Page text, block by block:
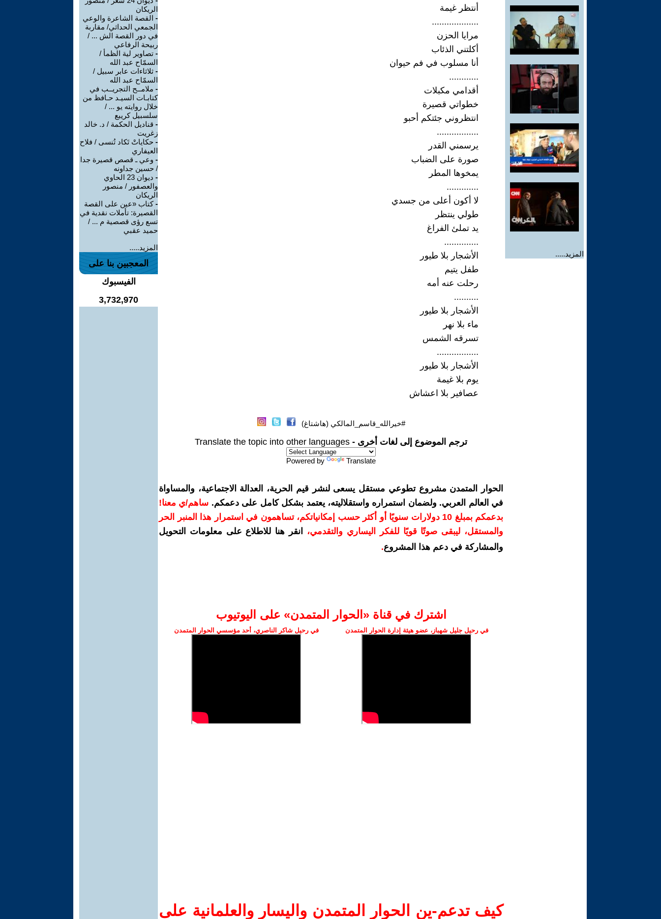
المزيد.....
أنتظر غيمة
...................
مرايا الحزن
أكلتني الذئاب
أنا مسلوب في فم حيوان
............
أقدامي مكبلات
خطواتي قصيرة
انتظروني جئتكم أحبو
.................
يرسمني القدر
صورة على الضباب
يمخوها المطر
.............
لا أكون أعلى من جسدي
طولي ينتظر
يد تملئ الفراغ
..............
الأشجار بلا طيور
طفل يتيم
رحلت عنه أمه
..........
الأشجار بلا طيور
ماء بلا نهر
تسرقه الشمس
.................
الأشجار بلا طيور
يوم بلا غيمة
عصافير بلا اعشاش
#خيرالله_قاسم_المالكي (هاشتاغ)
ترجم الموضوع إلى لغات أخرى - Translate the topic into other languages
Powered by Translate
الحوار المتمدن مشروع تطوعي مستقل يسعى لنشر قيم الحرية، العدالة الاجتماعية، والمساواة
في العالم العربي. ولضمان استمراره واستقلاليته، يعتمد بشكل كامل على دعمكم. ساهم/ي معنا!
بدعمكم بمبلغ 10 دولارات سنويًا أو أكثر حسب إمكانياتكم، تساهمون في استمرار هذا المنبر الحر
والمستقل، ليبقى صوتًا قويًا للفكر اليساري والتقدمي،
انقر هنا للاطلاع على معلومات التحويل
والمشاركة في دعم هذا المشروع.
اشترك في قناة ‫«الحوار المتمدن» على اليوتيوب
في رحيل جليل شهباز، عضو هيئة إدارة الحوار المتمدن في رحيل شاكر الناصري، أحد مؤسسي الحوار المتمدن
كيف تدعم-ين الحوار المتمدن واليسار والعلمانية على
الريكان
- القصة الشاعرة والوعي
الجمعي الحداثي/ مقاربة
في دور القصة الش ... /
ربيحة الرفاعي
- تصاوير لية الظمأ /
السمّاح عبد الله
- ثلاثاءات عابر سبيل /
السمّاح عبد الله
- ملامــح التجريــب في
كتابـات السيـد حـافظ من
خلال روايته يو ... /
سلسبيل كريبع
- قناديل الحكمة / د. خالد
زغريت
- حكاياتْ تَكاد تُنسى / فلاح
العيفاري
- وعي ـ قصص قصيرة جدا
/ حسين جداونه
-
ديوان 23 الحاوي
والعصفور / منصور
الريكان
-كتاب «عين على القصة
القصيرة: تأملات نقدية في
تسع رؤى قصصية م ... /
حميد عقبي
المزيد.....
المعجبين بنا على
الفيسبوك
3,732,970